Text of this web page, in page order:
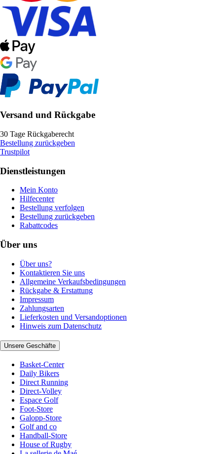
Versand und Rückgabe
30 Tage Rückgaberecht
Bestellung zurückgeben
Trustpilot
Dienstleistungen
Mein Konto
Hilfecenter
Bestellung verfolgen
Bestellung zurückgeben
Rabattcodes
Über uns
Über uns?
Kontaktieren Sie uns
Allgemeine Verkaufsbedingungen
Rückgabe & Erstattung
Impressum
Zahlungsarten
Lieferkosten und Versandoptionen
Hinweis zum Datenschutz
Unsere Geschäfte
Basket-Center
Daily Bikers
Direct Running
Direct-Volley
Espace Golf
Foot-Store
Galopp-Store
Golf and co
Handball-Store
House of Rugby